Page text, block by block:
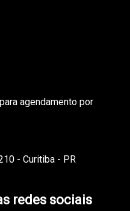
agendamento por
- Curitiba - PR
redes sociais